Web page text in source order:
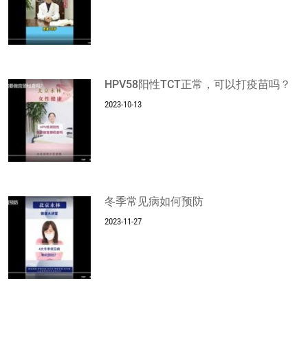
HPV58阳性TCT正常，可以打疫苗吗？
2023-10-13
冬季常见病如何预防
2023-11-27